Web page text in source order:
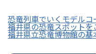
恐竜列車でいくモデルコ
福井県の恐竜スポットを
福井県立恐竜博物館の基